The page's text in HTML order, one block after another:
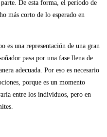
De esta forma, el periodo de
más corto de lo esperado en
es una representación de una gran
pasa por una fase llena de
adecuada. Por eso es necesario
porque es un momento
entre los individuos, pero en